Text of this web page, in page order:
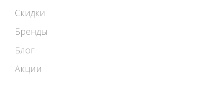
Скидки
Бренды
Блог
Акции